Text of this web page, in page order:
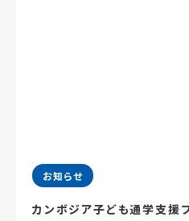
お知らせ
カンボジア子ども通学支援